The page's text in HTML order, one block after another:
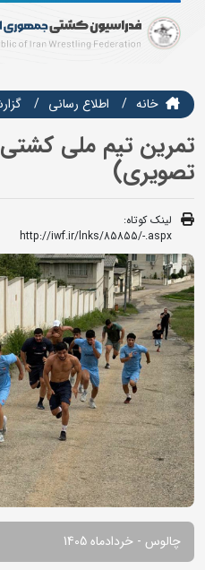
خانه اطلاع رسانی
تمرین تیم ملی کشتی
تصویری)
لینک کوتاه:
http://iwf.ir/lnks/85855/-.aspx
چالوس - خردادماه 1405